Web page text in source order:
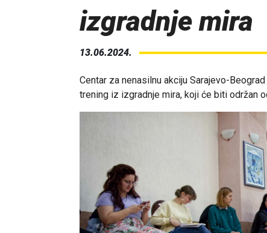
izgradnje mira
13.06.2024.
Centar za nenasilnu akciju Sarajevo-
trening iz izgradnje mira, koji će biti održan